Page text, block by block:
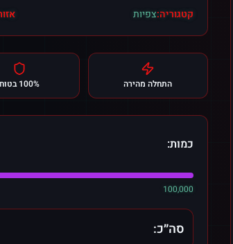
קטגוריה:צפיות
התחלה מהירה 100% בטוח
כמות:
100,000
סה״כ: